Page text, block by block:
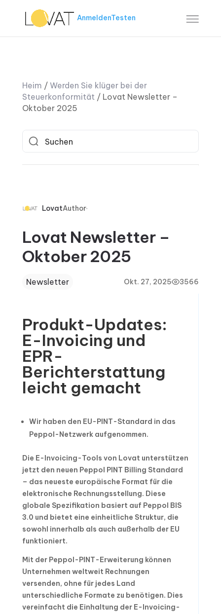
AnmeldenTesten
Heim / Werden Sie klüger bei der
Steuerkonformität/ Lovat Newsletter –
Oktober 2025
LovatAuthor
Lovat Newsletter –
Oktober 2025
Newsletter Okt. 27, 2025 3566
Produkt-Updates:
E-Invoicing und
EPR-
Berichterstattung
leicht gemacht
Wir haben den EU-PINT-Standard in das
Peppol-Netzwerk aufgenommen.
Die E-Invoicing-Tools von Lovat unterstützen
jetzt den neuen Peppol PINT Billing Standard
– das neueste europäische Format für die
elektronische Rechnungsstellung. Diese
globale Spezifikation basiert auf Peppol BIS
3.0 und bietet eine einheitliche Struktur, die
sowohl innerhalb als auch außerhalb der EU
funktioniert.
Mit der Peppol-PINT-Erweiterung können
Unternehmen weltweit Rechnungen
versenden, ohne für jedes Land
unterschiedliche Formate zu benötigen. Dies
vereinfacht die Einhaltung der E-Invoicing-